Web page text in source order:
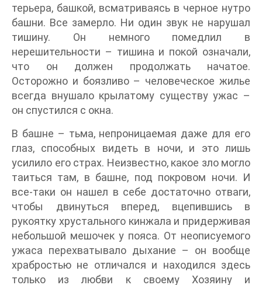
терьера, башкой, всматриваясь в черное нутро
башни. Все замерло. Ни один звук не нарушал
тишину. Он немного помедлил в
нерешительности – тишина и покой означали,
что он должен продолжать начатое.
Осторожно и боязливо – человеческое жилье
всегда внушало крылатому существу ужас –
он спустился с окна.
В башне – тьма, непроницаемая даже для его
глаз, способных видеть в ночи, и это лишь
усилило его страх. Неизвестно, какое зло могло
таиться там, в башне, под покровом ночи. И
все-таки он нашел в себе достаточно отваги,
чтобы двинуться вперед, вцепившись в
рукоятку хрустального кинжала и придерживая
небольшой мешочек у пояса. От неописуемого
ужаса перехватывало дыхание – он вообще
храбростью не отличался и находился здесь
только из любви к своему Хозяину и